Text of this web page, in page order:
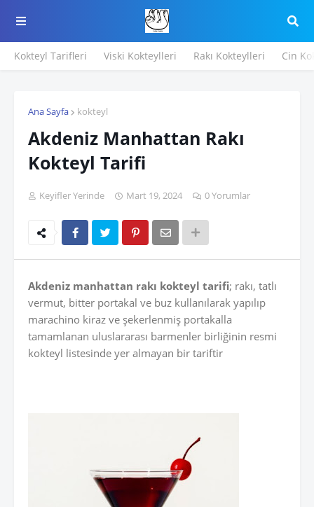
Kokteyl Tarifleri Viski Kokteylleri Rakı Kokteylleri Cin
Ana Sayfa kokteyl
Akdeniz Manhattan Rakı
Kokteyl Tarifi
Keyifler Yerinde Mart 19, 2024 0 Yorumlar
Akdeniz manhattan rakı kokteyl tarifi; rakı, tatlı
vermut, bitter portakal ve buz kullanılarak yapılıp
marachino kiraz ve şekerlenmiş portakalla
tamamlanan uluslararası barmenler birliğinin resmi
kokteyl listesinde yer almayan bir tariftir